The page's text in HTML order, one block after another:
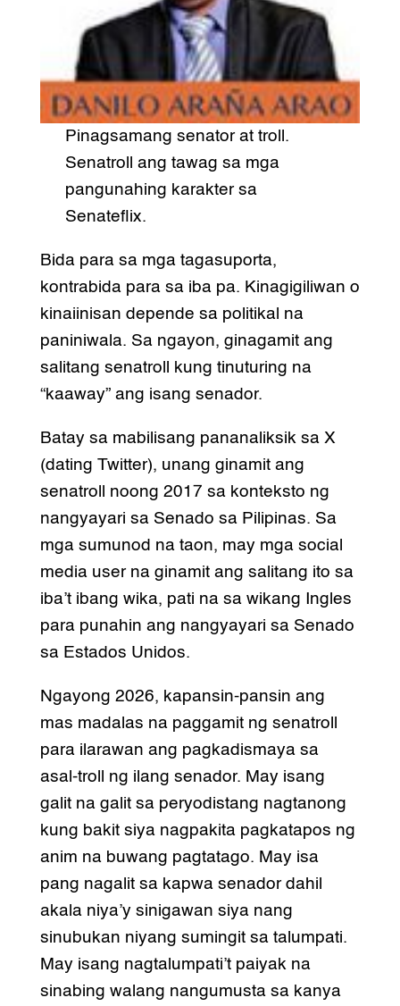
Pinagsamang senator at troll.
Senatroll ang tawag sa mga
pangunahing karakter sa
Senateflix.
Bida para sa mga tagasuporta,
kontrabida para sa iba pa. Kinagigiliwan o
kinaiinisan depende sa politikal na
paniniwala. Sa ngayon, ginagamit ang
salitang senatroll kung tinuturing na
“kaaway” ang isang senador.
Batay sa mabilisang pananaliksik sa X
(dating Twitter), unang ginamit ang
senatroll noong 2017 sa konteksto ng
nangyayari sa Senado sa Pilipinas. Sa
mga sumunod na taon, may mga social
media user na ginamit ang salitang ito sa
iba’t ibang wika, pati na sa wikang Ingles
para punahin ang nangyayari sa Senado
sa Estados Unidos.
Ngayong 2026, kapansin-pansin ang
mas madalas na paggamit ng senatroll
para ilarawan ang pagkadismaya sa
asal-troll ng ilang senador. May isang
galit na galit sa peryodistang nagtanong
kung bakit siya nagpakita pagkatapos ng
anim na buwang pagtatago. May isa
pang nagalit sa kapwa senador dahil
akala niya’y sinigawan siya nang
sinubukan niyang sumingit sa talumpati.
May isang nagtalumpati’t paiyak na
sinabing walang nangumusta sa kanya